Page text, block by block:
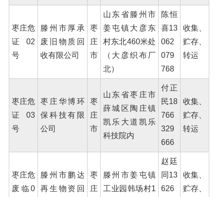
枣庄危
证02
号
滕州市厚承
废旧物质回
收有限公司
枣
庄
市
山东省滕州市
姜屯镇大彦东
村东北460米处
（大彦织布厂
北）
陈恒
喜13
062
079
768
收集、
贮存、
转运
枣庄危
证03
号
枣庄华博环
保科技有限
公司
枣
庄
市
山东省枣庄市
薛城区陶庄镇
凯乐大道凯乐
科技院内
付正
民18
766
329
666
收集、
贮存、
转运
枣庄危
废临0
滕州市鹏达
再生物资回
枣
庄
滕州市姜屯镇
工业园韩场村1
赵廷
同13
626
收集、
贮存、